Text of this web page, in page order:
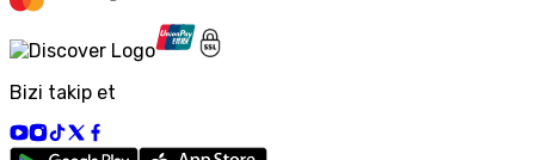
Bizi takip et